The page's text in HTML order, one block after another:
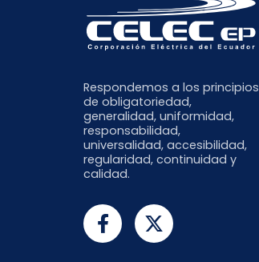
Respondemos a los principios
de obligatoriedad,
generalidad, uniformidad,
responsabilidad,
universalidad, accesibilidad,
regularidad, continuidad y
calidad.